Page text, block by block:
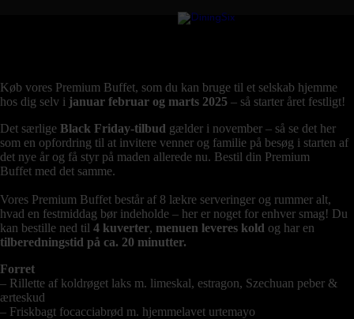
Black Friday Menu
Køb vores Premium Buffet, som du kan bruge til et selskab hjemme
hos dig selv i januar februar og marts 2025 – så starter året festligt!
Det særlige Black Friday-tilbud gælder i november – så se det her
som en opfordring til at invitere venner og familie på besøg i starten af
det nye år og få styr på maden allerede nu. Bestil din Premium
Buffet med det samme.
Vores Premium Buffet består af 8 lækre serveringer og rummer alt,
hvad en festmiddag bør indeholde – her er noget for enhver smag! Du
kan bestille ned til 4 kuverter, menuen leveres kold og har en
tilberedningstid på ca. 20 minutter.
Forret
– Rillette af koldrøget laks m. limeskal, estragon, Szechuan peber &
ærteskud
– Friskbagt focacciabrød m. hjemmelavet urtemayo